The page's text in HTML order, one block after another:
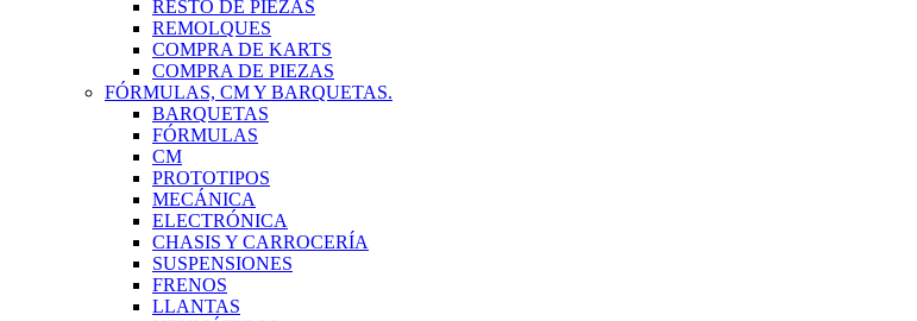
RESTO DE PIEZAS
REMOLQUES
COMPRA DE KARTS
COMPRA DE PIEZAS
FÓRMULAS, CM Y BARQUETAS.
BARQUETAS
FÓRMULAS
CM
PROTOTIPOS
MECÁNICA
ELECTRÓNICA
CHASIS Y CARROCERÍA
SUSPENSIONES
FRENOS
LLANTAS